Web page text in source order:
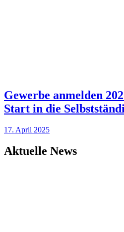
Gewerbe anmelden
Start in die
17. April 2025
Aktuelle News